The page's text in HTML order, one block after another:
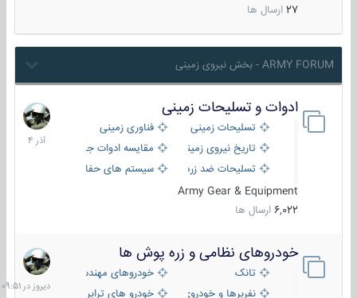
27 ارسال ها
ARMY FORUM - بخش نیروی زمینی
ادوات و تسلیحات زمینی
تسلیحات زمینی
فناوری زمینی
تاریخ نیروی زمینی
مقایسه ادوات جنگی
تسلیحات ضد زره
سیستم های حفاظت فعال
Army Gear & Equipment
6,022 ارسال ها
21
آذر
1404
خودروهای نظامی و زره پوش ها
تانک
خودروهای مهندسی
نفربرها و خودروی های رزمی پیاده نظام
خودرو های ترابری نظامی
دیروز
در
09:51